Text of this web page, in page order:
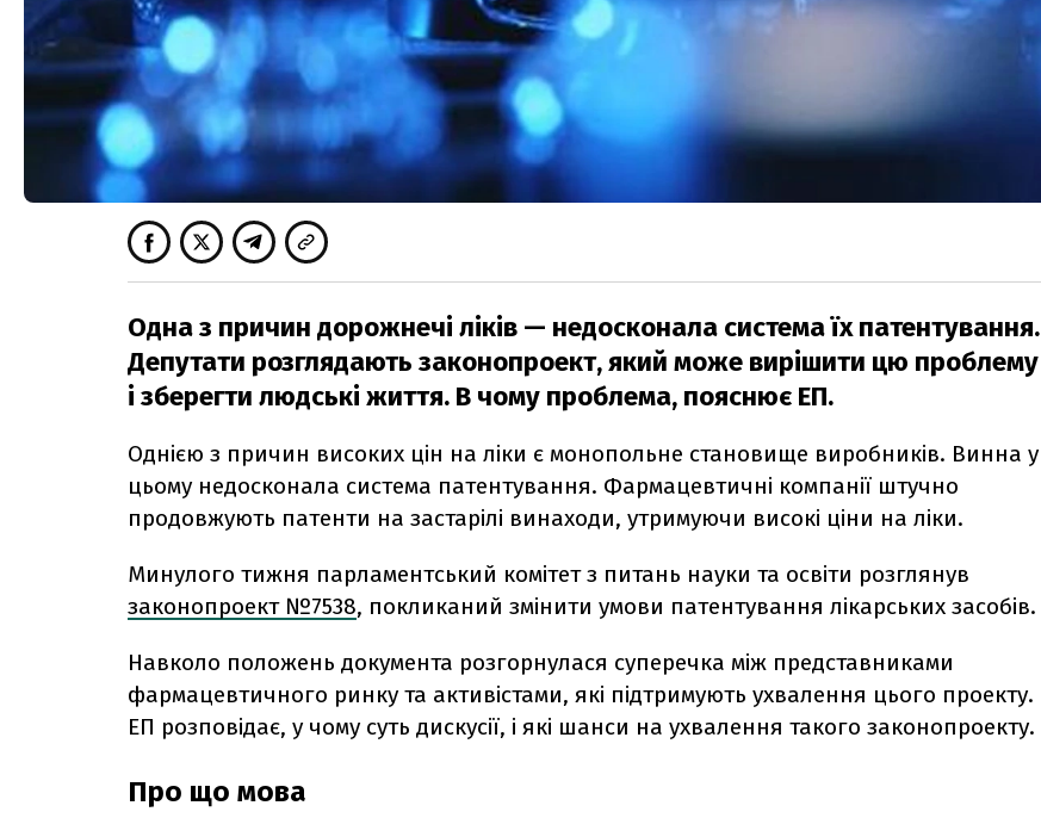
Одна з причин дорожнечі ліків — недосконала система їх патентування.
Депутати розглядають законопроект, який може вирішити цю проблему
і зберегти людські життя. В чому проблема, пояснює ЕП.
Однією з причин високих цін на ліки є монопольне становище виробників. Винна у
цьому недосконала система патентування. Фармацевтичні компанії штучно
продовжують патенти на застарілі винаходи, утримуючи високі ціни на ліки.
Минулого тижня парламентський комітет з питань науки та освіти розглянув
законопроект №7538, покликаний змінити умови патентування лікарських засобів.
Навколо положень документа розгорнулася суперечка між представниками
фармацевтичного ринку та активістами, які підтримують ухвалення цього проекту.
ЕП розповідає, у чому суть дискусії, і які шанси на ухвалення такого законопроекту.
Про що мова